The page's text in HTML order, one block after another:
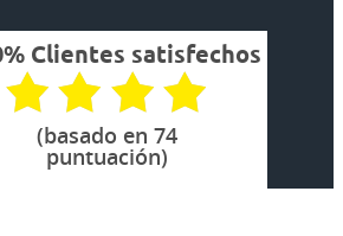
Clientes satisfechos
(basado en 74
puntuación)